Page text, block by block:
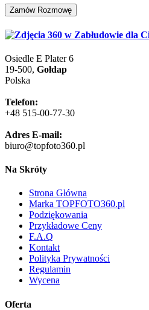
Zamów Rozmowę
Osiedle E Plater 6
19-500, Gołdap
Polska
Telefon:
+48 515-00-77-30
Adres E-mail:
biuro@topfoto360.pl
Na Skróty
Strona Główna
Marka TOPFOTO360.pl
Podziękowania
Przykładowe Ceny
F.A.Q
Kontakt
Polityka Prywatności
Regulamin
Wycena
Oferta